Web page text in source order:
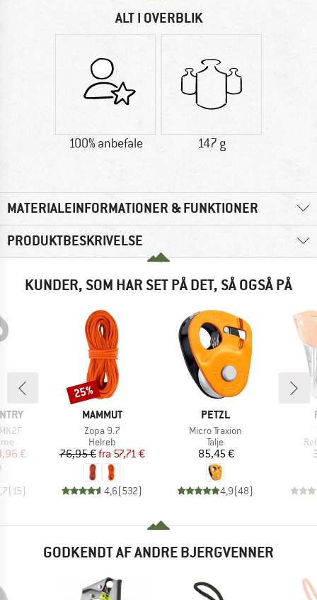
ALT I OVERBLIK
100% anbefale 147 g
MATERIALEINFORMATIONER & FUNKTIONER
PRODUKTBESKRIVELSE
KUNDER, SOM HAR SET PÅ DET, SÅ OGSÅ PÅ
pris
€
(15)
MÆRKE
MAMMUT
Artikel
Zopa 9.7
Produktgruppe
Helreb
Pris
76,95 € Nedsat pris
fra 57,71 €
4,6(532)
Rabat
25%
MÆRKE
PETZL
Artikel
Micro Traxion
Produktgruppe
Talje
Pris
85,45 €
4,9(48)
GODKENDT AF ANDRE BJERGVENNER